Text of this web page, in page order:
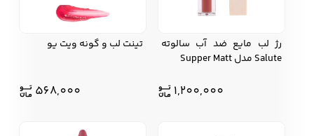
رژ لب مایع ضد آب سالوته
Salute مدل Supper Matt
1,200,000
تینت لب و گونه ویت یو
568,000